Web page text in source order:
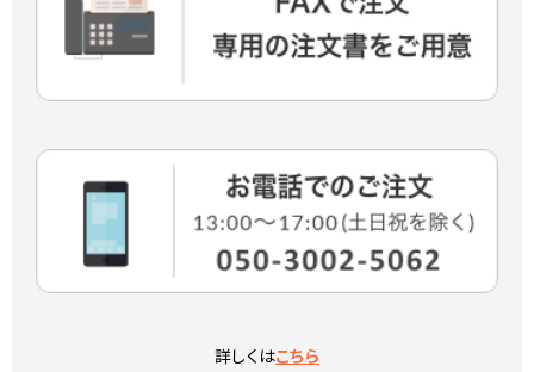
詳しくはこちら